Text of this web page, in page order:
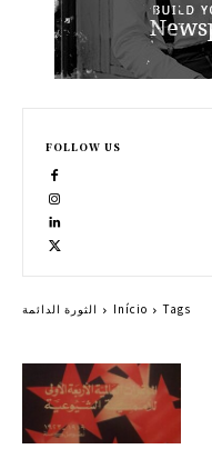
FOLLOW US
Início Tags الثورة الدائمة